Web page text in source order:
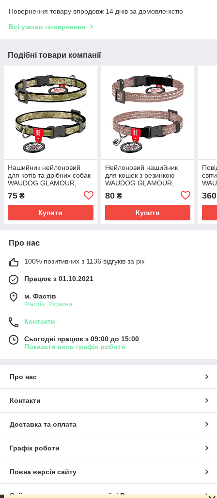
Повернення товару впродовж 14 днів за домовленістю
Всі умови повернення
Подібні товари компанії
Нашийник нейлоновий
для котів та дрібних собак
WAUDOG GLAMOUR,
розмір XS, ширина 10мм,
довжина 20-30см, мілітарі
75 ₴
Купити
Нейлоновий нашийник
для кошек з резинкою
WAUDOG GLAMOUR,
розмір XS, ширина 10мм
довжина 20-30см,
коричневий
80₴
Купити
360
Про нас
100% позитивних з 1136 відгуків за рік
Працює з 01.10.2021
м. Фастів
Фастів, Україна
Контакти
Сьогодні працює з 09:00 до 15:00
Показати весь графік роботи
Про нас
Контакти
Доставка та оплата
Графік роботи
Повна версія сайту
Сайт створено на маркетплейсіProm.ua